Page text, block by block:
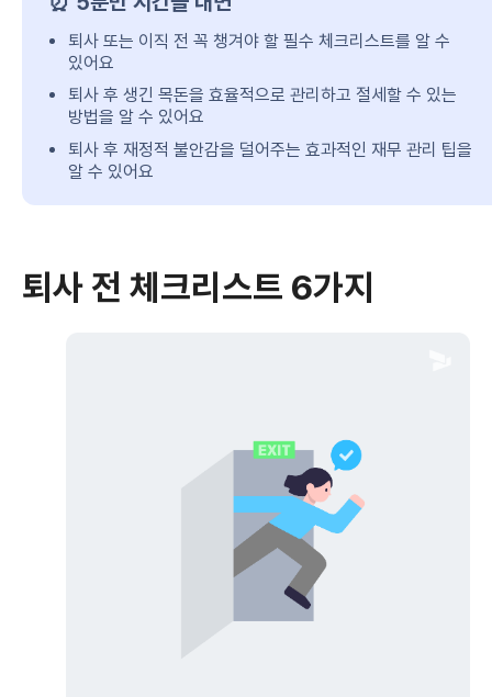
퇴사 또는 이직 전 꼭 챙겨야 할 필수 체크리스트를 알 수
있어요
퇴사 후 생긴 목돈을 효율적으로 관리하고 절세할 수 있는
방법을 알 수 있어요
퇴사 후 재정적 불안감을 덜어주는 효과적인 재무 관리 팁을
알 수 있어요
퇴사 전 체크리스트 6가지